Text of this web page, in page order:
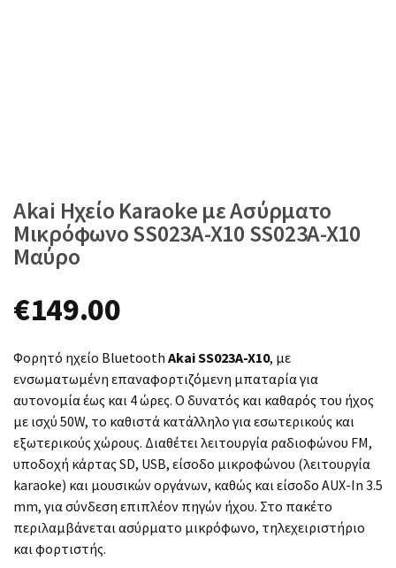
Akai Ηχείο Karaoke με Ασύρματο
Μικρόφωνο SS023A-X10 SS023A-X10
Μαύρο
€149.00
Φορητό ηχείο Bluetooth Akai SS023A-X10, με
ενσωματωμένη επαναφορτιζόμενη μπαταρία για
αυτονομία έως και 4 ώρες. Ο δυνατός και καθαρός του ήχος
με ισχύ 50W, το καθιστά κατάλληλο για εσωτερικούς και
εξωτερικούς χώρους. Διαθέτει λειτουργία ραδιοφώνου FM,
υποδοχή κάρτας SD, USB, είσοδο μικροφώνου (λειτουργία
karaoke) και μουσικών οργάνων, καθώς και είσοδο AUX-In 3.5
mm, για σύνδεση επιπλέον πηγών ήχου. Στο πακέτο
περιλαμβάνεται ασύρματο μικρόφωνο, τηλεχειριστήριο
και φορτιστής.